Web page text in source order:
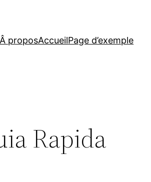
Â proposAccueilPage d’exemple
Rapida